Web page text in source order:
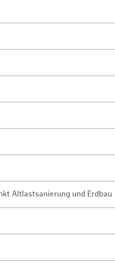
Altlastsanierung und Erdbau